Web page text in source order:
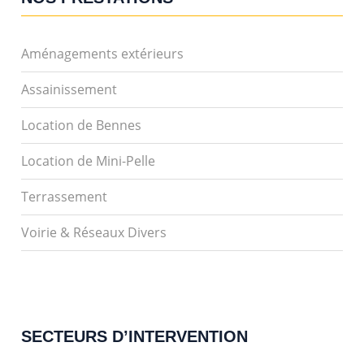
Aménagements extérieurs
Assainissement
Location de Bennes
Location de Mini-Pelle
Terrassement
Voirie & Réseaux Divers
SECTEURS D’INTERVENTION